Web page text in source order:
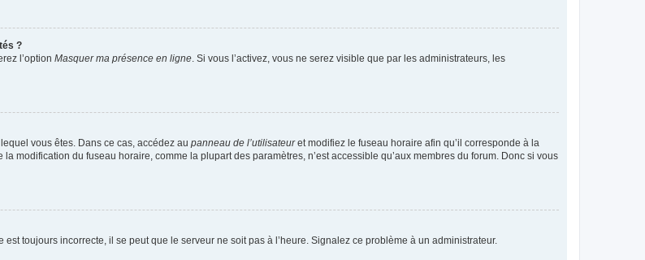
?
l’option Masquer ma présence en ligne. Si vous l’activez, vous ne serez visible que par les administrateurs, les
vous êtes. Dans ce cas, accédez au panneau de l’utilisateuret modifiez le fuseau horaire afin qu’il corresponde à la
modification du fuseau horaire, comme la plupart des paramètres, n’est accessible qu’aux membres du forum. Donc si vous
toujours incorrecte, il se peut que le serveur ne soit pas à l’heure. Signalez ce problème à un administrateur.